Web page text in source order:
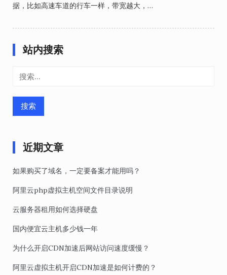
据，比如高速车道的行车一样，带宽越大，…
站内搜索
近期文章
如果购买了域名，一定要备案才能用吗？
阿里云php虚拟主机空间文件目录说明
云服务器租用如何选择硬盘
国内便宜云主机多少钱一年
为什么开启CDN加速后网站访问速度缓慢？
阿里云虚拟主机开启CDN加速是如何计费的？